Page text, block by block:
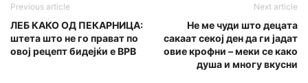
Previous article
ЛЕБ КАКО ОД ПЕКАРНИЦА:
штета што не го прават по
овој рецепт бидејќи е ВРВ
Next article
Не ме чуди што децата
сакаат секој ден да ги јадат
овие крофни – меки се како
душа и многу вкусни